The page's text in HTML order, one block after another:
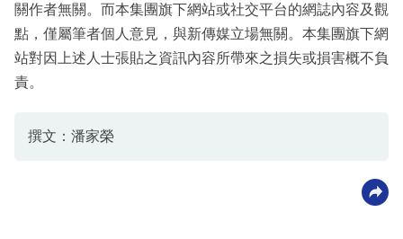
關作者無關。而本集團旗下網站或社交平台的網誌內容及觀
點，僅屬筆者個人意見，與新傳媒立場無關。本集團旗下網
站對因上述人士張貼之資訊內容所帶來之損失或損害概不負
責。
撰文：潘家榮